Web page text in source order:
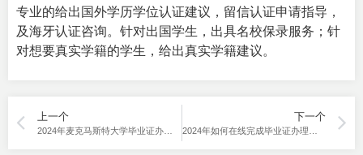
专业的给出国外学历学位认证建议，留信认证申请指导，
及海牙认证咨询。针对出国学生，出具名校保录服务；针
对想要真实学籍的学生，给出真实学籍建议。
上一个 下一个